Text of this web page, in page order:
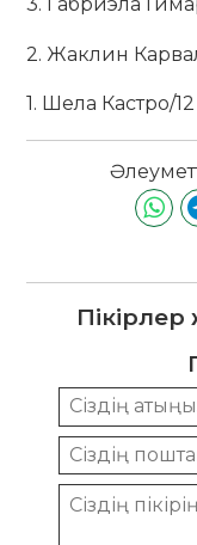
2. Жаклин
1. Шела Кастро/
Пікірлер